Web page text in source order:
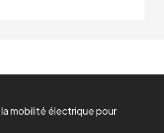
mobilité électrique pour